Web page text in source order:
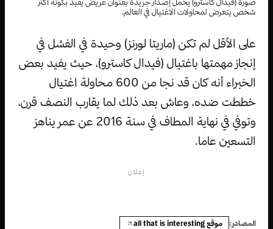
شخص يتعرض لمحاولات الاغتيال في العالم.
على الأقل لم تكن (ماريتا لورنز) وحيدة في الفشل في
إنجاز مهمتها باغتيال (فيدال كاسترو)، حيث يفيد بعض
الخبراء أنه كان قد نجا من 600 محاولة اغتيال
خططت ضده، وعاش بعد ذلك لما يقارب النصف قرن،
وتوفي في نهاية المطاف في سنة 2016 عن عمر يناهز
التسعين عاما.
إعلان
المصادر: موقع all that is interesting